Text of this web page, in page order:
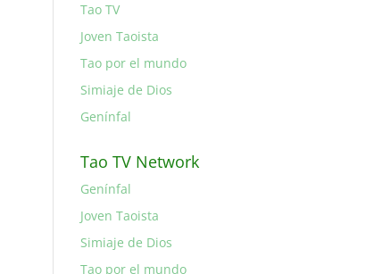
Tao TV
Joven Taoista
Tao por el mundo
Simiaje de Dios
Genínfal
Tao TV Network
Genínfal
Joven Taoista
Simiaje de Dios
Tao por el mundo